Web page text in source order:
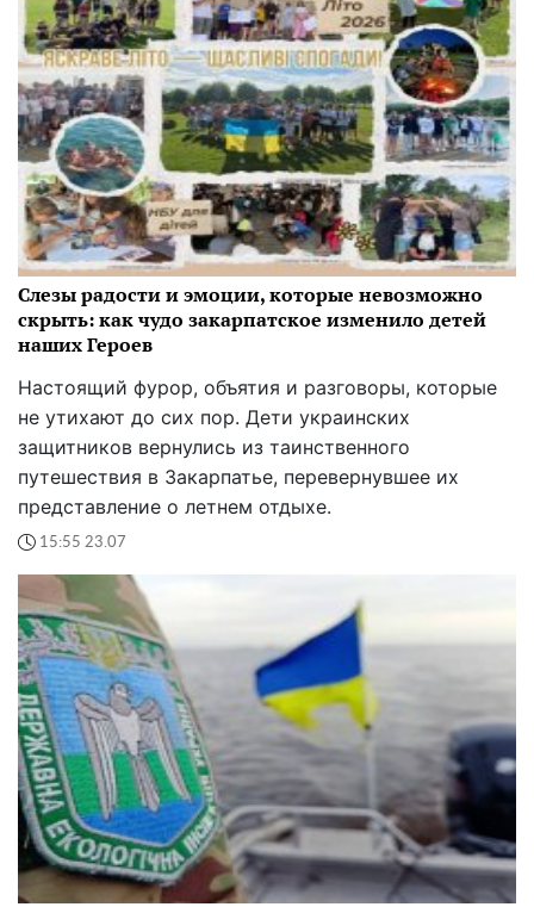
Слезы радости и эмоции, которые невозможно
скрыть: как чудо закарпатское изменило детей
наших Героев
Настоящий фурор, объятия и разговоры, которые
не утихают до сих пор. Дети украинских
защитников вернулись из таинственного
путешествия в Закарпатье, перевернувшее их
представление о летнем отдыхе.
15:55 23.07